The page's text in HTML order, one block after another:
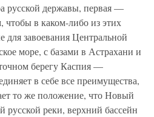
русской державы, первая —
в каком-либо из этих
для завоевания Центральной
море, с базами в Астрахани и
берегу Каспия —
в себе все преимущества,
то же положение, что Новый
реки, верхний бассейн